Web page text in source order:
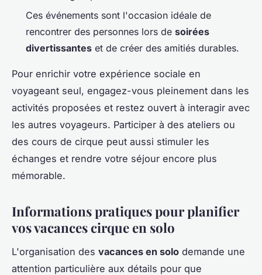
Ces événements sont l'occasion idéale de
rencontrer des personnes lors de soirées
divertissantes et de créer des amitiés durables.
Pour enrichir votre expérience sociale en
voyageant seul, engagez-vous pleinement dans les
activités proposées et restez ouvert à interagir avec
les autres voyageurs. Participer à des ateliers ou
des cours de cirque peut aussi stimuler les
échanges et rendre votre séjour encore plus
mémorable.
Informations pratiques pour planifier
vos vacances cirque en solo
L'organisation des vacances en solo demande une
attention particulière aux détails pour que